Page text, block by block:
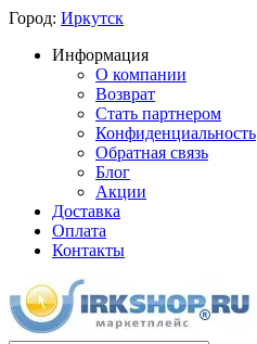
Город: Иркутск
Информация
О компании
Возврат
Стать партнером
Конфиденциальность
Обратная связь
Блог
Акции
Доставка
Оплата
Контакты